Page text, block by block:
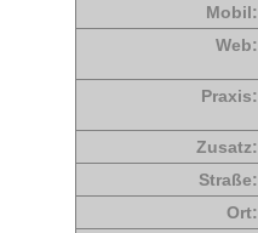
Mobil:
Web:
Praxis:
Zusatz:
Straße:
Ort: